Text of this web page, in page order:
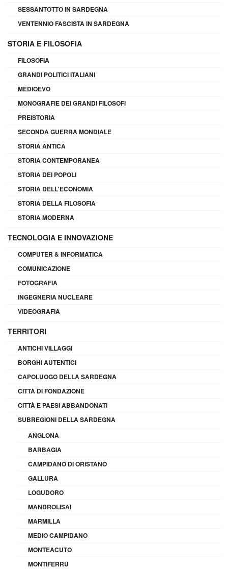
SESSANTOTTO IN SARDEGNA
VENTENNIO FASCISTA IN SARDEGNA
STORIA E FILOSOFIA
FILOSOFIA
GRANDI POLITICI ITALIANI
MEDIOEVO
MONOGRAFIE DEI GRANDI FILOSOFI
PREISTORIA
SECONDA GUERRA MONDIALE
STORIA ANTICA
STORIA CONTEMPORANEA
STORIA DEI POPOLI
STORIA DELL'ECONOMIA
STORIA DELLA FILOSOFIA
STORIA MODERNA
TECNOLOGIA E INNOVAZIONE
COMPUTER & INFORMATICA
COMUNICAZIONE
FOTOGRAFIA
INGEGNERIA NUCLEARE
VIDEOGRAFIA
TERRITORI
ANTICHI VILLAGGI
BORGHI AUTENTICI
CAPOLUOGO DELLA SARDEGNA
CITTÀ DI FONDAZIONE
CITTÀ E PAESI ABBANDONATI
SUBREGIONI DELLA SARDEGNA
ANGLONA
BARBAGIA
CAMPIDANO DI ORISTANO
GALLURA
LOGUDORO
MANDROLISAI
MARMILLA
MEDIO CAMPIDANO
MONTEACUTO
MONTIFERRU